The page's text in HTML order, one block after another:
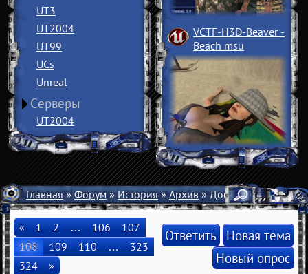
UT3
UT2004
UT99
UCs
Unreal
Серверы
UT2004
VCTF-H3D-Beaver ­
Beach msu
Главная»Форум»История»Архив» Досчитать до 20000
« 1 2 … 106
107
108
109 110 …
323
324
»
Ответить Новая тема
Новый опрос